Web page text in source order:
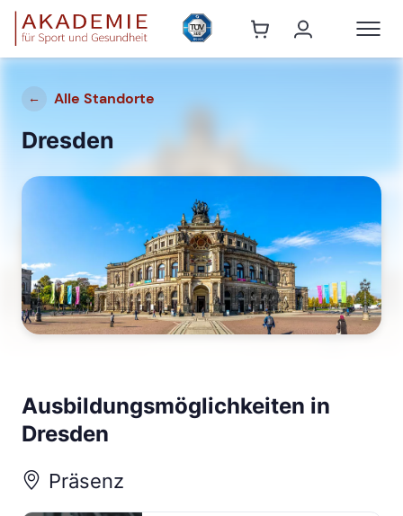
← Alle Standorte
Dresden
Ausbildungsmöglichkeiten in
Dresden
Präsenz